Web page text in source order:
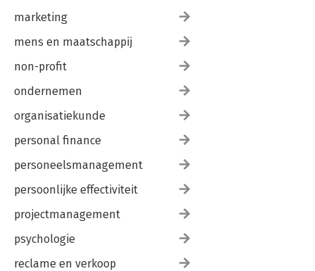
marketing
mens en maatschappij
non-profit
ondernemen
organisatiekunde
personal finance
personeelsmanagement
persoonlijke effectiviteit
projectmanagement
psychologie
reclame en verkoop